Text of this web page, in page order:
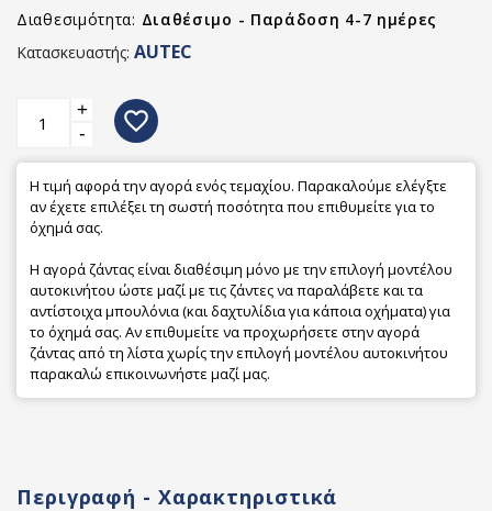
Διαθεσιμότητα: Διαθέσιμο - Παράδοση 4-7 ημέρες
Κατασκευαστής: AUTEC
+
-
favorite_border
Η τιμή αφορά την αγορά ενός τεμαχίου. Παρακαλούμε ελέγξτε
αν έχετε επιλέξει τη σωστή ποσότητα που επιθυμείτε για το
όχημά σας.
Η αγορά ζάντας είναι διαθέσιμη μόνο με την επιλογή μοντέλου
αυτοκινήτου ώστε μαζί με τις ζάντες να παραλάβετε και τα
αντίστοιχα μπουλόνια (και δαχτυλίδια για κάποια οχήματα) για
το όχημά σας. Αν επιθυμείτε να προχωρήσετε στην αγορά
ζάντας από τη λίστα χωρίς την επιλογή μοντέλου αυτοκινήτου
παρακαλώ επικοινωνήστε μαζί μας.
Περιγραφή - Χαρακτηριστικά